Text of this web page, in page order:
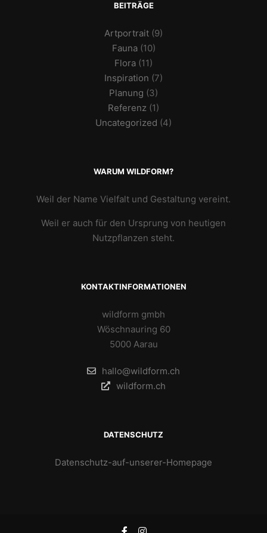
BEITRÄGE
Artportrait (9)
Fauna(10)
Flora (11)
Inspiration (7)
Planung (3)
Referenz (1)
Uncategorized (4)
WARUM WILDFORM?
Weil der Name Vielfalt und Gestaltung vereint.
Weil er auch für den Ursprung von heutigen
Nutzpflanzen steht.
KONTAKTINFORMATIONEN
wildform gmbh
Wöschnauring 60
5000 Aarau
hallo@wildform.ch
wildform.ch
DATENSCHUTZ
Datenschutz-auf-unserer-Homepage